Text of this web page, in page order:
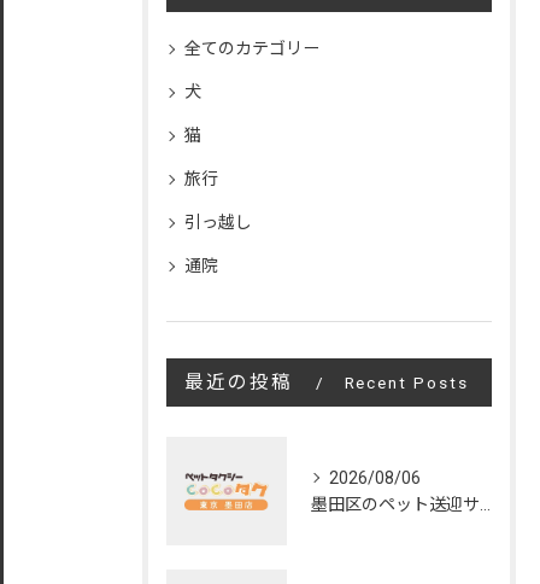
全てのカテゴリー
犬
猫
旅行
引っ越し
通院
最近の投稿 Recent Posts
2026/08/06